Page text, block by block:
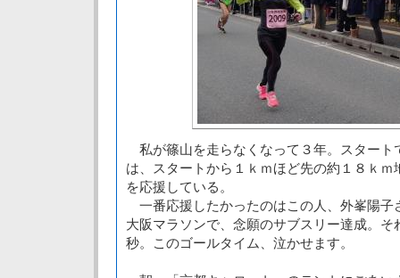
私が篠山を走らなくなって３年。スタート
は、スタートから１ｋｍほど先の約１８ｋ
を応援している。
一番応援したかったのはこの人、外峯陽子
大阪マラソンで、念願のサブスリー達成。そ
秒。このゴールタイム、泣かせます。